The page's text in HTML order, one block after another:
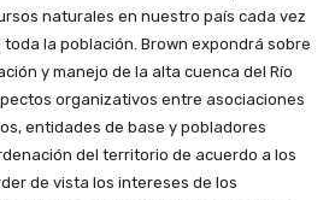
naturales en nuestro país cada vez
la población. Brown expondrá sobre
y manejo de la alta cuenca del Río
organizativos entre asociaciones
entidades de base y pobladores
del territorio de acuerdo a los
de vista los intereses de los